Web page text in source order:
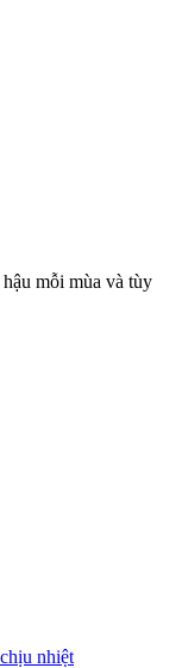
mỗi mùa và tùy
nhiệt